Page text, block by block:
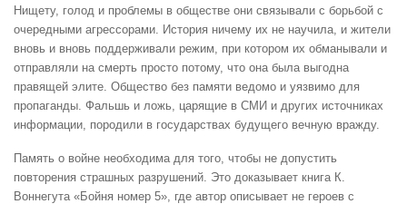
Нищету, голод и проблемы в обществе они связывали с борьбой с
очередными агрессорами. История ничему их не научила, и жители
вновь и вновь поддерживали режим, при котором их обманывали и
отправляли на смерть просто потому, что она была выгодна
правящей элите. Общество без памяти ведомо и уязвимо для
пропаганды. Фальшь и ложь, царящие в СМИ и других источниках
информации, породили в государствах будущего вечную вражду.
Память о войне необходима для того, чтобы не допустить
повторения страшных разрушений. Это доказывает книга К.
Воннегута «Бойня номер 5», где автор описывает не героев с